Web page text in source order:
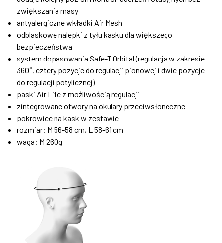
zwiększania masy
antyalergiczne wkładki Air Mesh
odblaskowe nalepki z tyłu kasku dla większego
bezpieczeństwa
system dopasowania Safe-T Orbital(regulacja w zakresie
360°, cztery pozycje do regulacji pionowej i dwie pozycje
do regulacji potylicznej)
paski Air Lite z możliwością regulacji
zintegrowane otwory na okulary przeciwsłoneczne
pokrowiec na kask w zestawie
rozmiar: M 56-58 cm, L 58-61 cm
waga: M 260g